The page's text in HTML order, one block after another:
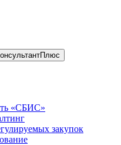
«СБИС»
закупок